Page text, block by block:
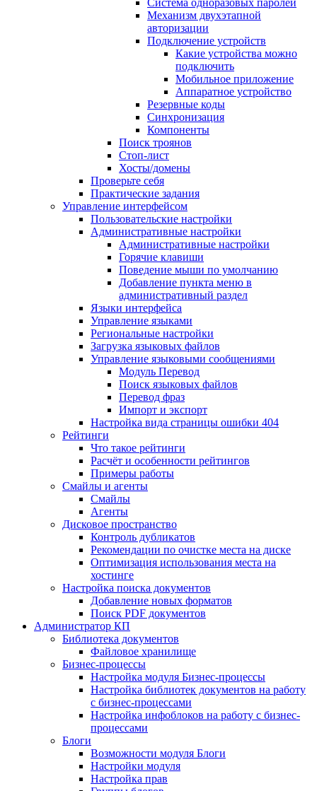
Система одноразовых паролей
Механизм двухэтапной
авторизации
Подключение устройств
Какие устройства можно
подключить
Мобильное приложение
Аппаратное устройство
Резервные коды
Синхронизация
Компоненты
Поиск троянов
Стоп-лист
Хосты/домены
Проверьте себя
Практические задания
Управление интерфейсом
Пользовательские настройки
Административные настройки
Административные настройки
Горячие клавиши
Поведение мыши по умолчанию
Добавление пункта меню в
административный раздел
Языки интерфейса
Управление языками
Региональные настройки
Загрузка языковых файлов
Управление языковыми сообщениями
Mодуль Перевод
Поиск языковых файлов
Перевод фраз
Импорт и экспорт
Настройка вида страницы ошибки 404
Рейтинги
Что такое рейтинги
Расчёт и особенности рейтингов
Примеры работы
Смайлы и агенты
Смайлы
Агенты
Дисковое пространство
Контроль дубликатов
Рекомендации по очистке места на диске
Оптимизация использования места на
хостинге
Настройка поиска документов
Добавление новых форматов
Поиск PDF документов
Администратор КП
Библиотека документов
Файловое хранилище
Бизнес-процессы
Настройка модуля Бизнес-процессы
Настройка библиотек документов на работу
с бизнес-процессами
Настройка инфоблоков на работу с бизнес-
процессами
Блоги
Возможности модуля Блоги
Настройки модуля
Настройка прав